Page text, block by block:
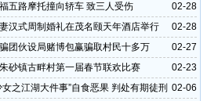
02-28
五路摩托撞向轿车 致三人受伤
02-28
汉式周制婚礼在茂名颐天年酒店举行
02-27
团伙设局赌博包赢骗取村民十多万
02-23
砂镇古畔村第一届春节联欢比赛
02-06
女之江湖大件事”自食恶果 判处有期徒刑